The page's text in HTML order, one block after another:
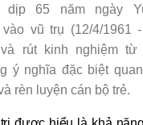
dịp 65 năm ngày
vũ trụ (12/4/1961
rút kinh nghiệm từ
ý nghĩa đặc biệt
rèn luyện cán bộ trẻ.